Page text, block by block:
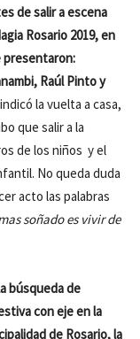
de salir a escena
Rosario 2019, en
presentaron:
Raúl Pinto y
la vuelta a casa,
que salir a la
de los niños y el
No queda duda
acto las palabras
soñado es vivir de
búsqueda de
con eje en la
de Rosario, la